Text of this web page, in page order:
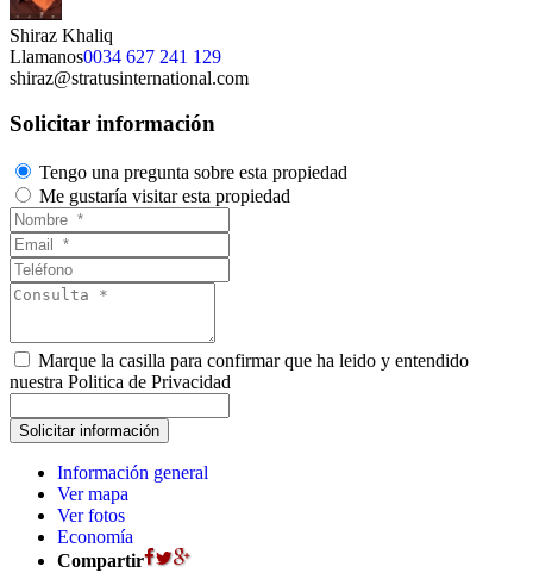
Shiraz Khaliq
Llamanos0034 627 241 129
shiraz@stratusinternational.com
Solicitar información
Tengo una pregunta sobre esta propiedad
Me gustaría visitar esta propiedad
Marque la casilla para confirmar que ha leido y entendido
nuestra Politica de Privacidad
Información general
Ver mapa
Ver fotos
Economía
Compartir